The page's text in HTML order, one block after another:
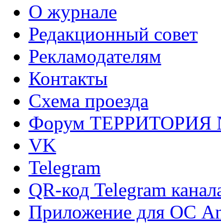
О журнале
Редакционный совет
Рекламодателям
Контакты
Схема проезда
Форум ТЕРРИТОРИЯ
VK
Telegram
QR-код Telegram
Приложение для ОС